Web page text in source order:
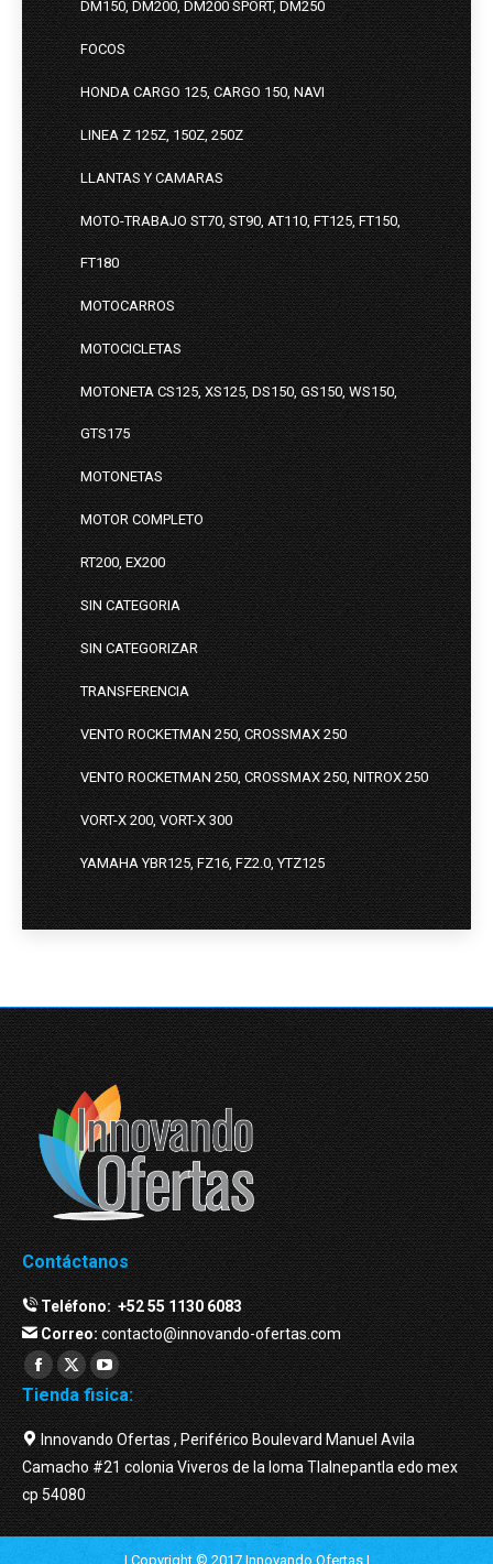
DM150, DM200, DM200 SPORT, DM250
FOCOS
HONDA CARGO 125, CARGO 150, NAVI
LINEA Z 125Z, 150Z, 250Z
LLANTAS Y CAMARAS
MOTO-TRABAJO ST70, ST90, AT110, FT125, FT150,
FT180
MOTOCARROS
MOTOCICLETAS
MOTONETA CS125, XS125, DS150, GS150, WS150,
GTS175
MOTONETAS
MOTOR COMPLETO
RT200, EX200
SIN CATEGORIA
SIN CATEGORIZAR
TRANSFERENCIA
VENTO ROCKETMAN 250, CROSSMAX 250
VENTO ROCKETMAN 250, CROSSMAX 250, NITROX 250
VORT-X 200, VORT-X 300
YAMAHA YBR125, FZ16, FZ2.0, YTZ125
Contáctanos
Teléfono:+52 55 1130 6083
Correo:contacto@innovando-ofertas.com
Facebook
page
opens
in
new
window
Twitter
page
opens
in
new
window
YouTube
page
opens
in
new
window
Tienda fisica:
Innovando Ofertas , Periférico Boulevard Manuel Avila
Camacho #21 colonia Viveros de la loma Tlalnepantla edo mex
cp 54080
| Copyright © 2017 Innovando Ofertas |